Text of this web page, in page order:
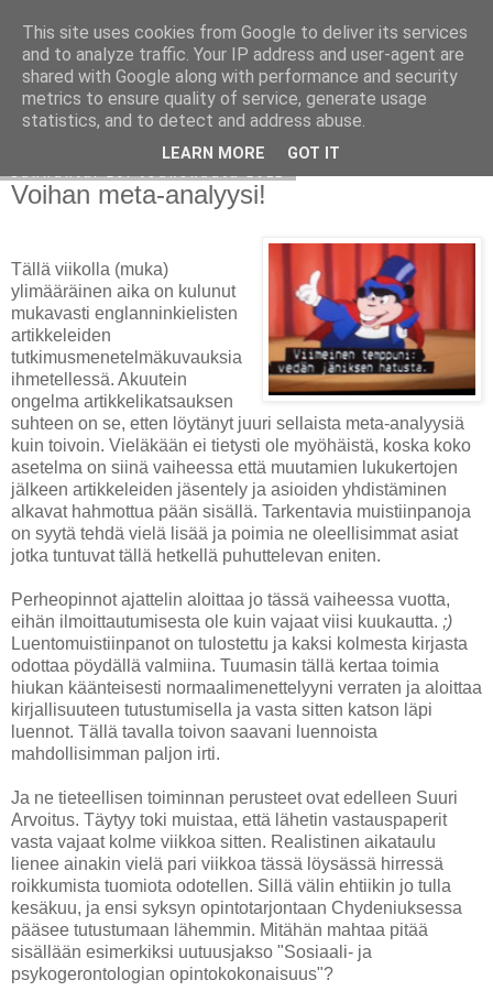
Avoin blogiskelija
Voihan meta-analyysi!
Tällä viikolla (muka)
ylimääräinen aika on kulunut
mukavasti englanninkielisten
artikkeleiden
tutkimusmenetelmäkuvauksia
ihmetellessä. Akuutein
ongelma artikkelikatsauksen
suhteen on se, etten löytänyt juuri sellaista meta-analyysiä
kuin toivoin. Vieläkään ei tietysti ole myöhäistä, koska koko
asetelma on siinä vaiheessa että muutamien lukukertojen
jälkeen artikkeleiden jäsentely ja asioiden yhdistäminen
alkavat hahmottua pään sisällä. Tarkentavia muistiinpanoja
on syytä tehdä vielä lisää ja poimia ne oleellisimmat asiat
jotka tuntuvat tällä hetkellä puhuttelevan eniten.
Perheopinnot ajattelin aloittaa jo tässä vaiheessa vuotta,
eihän ilmoittautumisesta ole kuin vajaat viisi kuukautta. ;)
Luentomuistiinpanot on tulostettu ja kaksi kolmesta kirjasta
odottaa pöydällä valmiina. Tuumasin tällä kertaa toimia
hiukan käänteisesti normaalimenettelyyni verraten ja aloittaa
kirjallisuuteen tutustumisella ja vasta sitten katson läpi
luennot. Tällä tavalla toivon saavani luennoista
mahdollisimman paljon irti.
Ja ne tieteellisen toiminnan perusteet ovat edelleen Suuri
Arvoitus. Täytyy toki muistaa, että lähetin vastauspaperit
vasta vajaat kolme viikkoa sitten. Realistinen aikataulu
lienee ainakin vielä pari viikkoa tässä löysässä hirressä
roikkumista tuomiota odotellen. Sillä välin ehtiikin jo tulla
kesäkuu, ja ensi syksyn opintotarjontaan Chydeniuksessa
pääsee tutustumaan lähemmin. Mitähän mahtaa pitää
sisällään esimerkiksi uutuusjakso "Sosiaali- ja
psykogerontologian opintokokonaisuus"?
This site uses cookies from Google to deliver its services
and to analyze traffic. Your IP address and user-agent are
shared with Google along with performance and security
metrics to ensure quality of service, generate usage
statistics, and to detect and address abuse.
LEARN MORE GOT IT